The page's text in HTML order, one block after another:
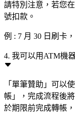
請特別注意，若您
號扣款。
例 : 7 月 30 日刷卡
4. 我可以用ATM機
「單筆贊助」可以
帳」，完成流程後
於期限前完成轉帳